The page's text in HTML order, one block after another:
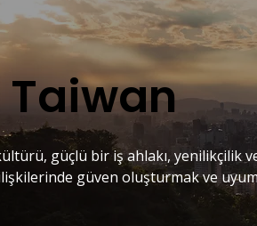
güçlü bir iş ahlakı, yenilikçilik
güven oluşturmak ve